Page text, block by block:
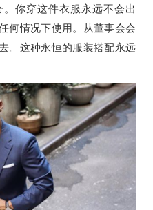
你穿这件衣服永远不会出
何情况下使用。从董事会会
。这种永恒的服装搭配永远